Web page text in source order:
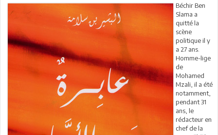
Béchir Ben
Slama a
quitté la
scène
politique il y
a 27 ans.
Homme-lige
de
Mohamed
Mzali, il a été
notamment,
pendant 31
ans, le
rédacteur en
chef de la